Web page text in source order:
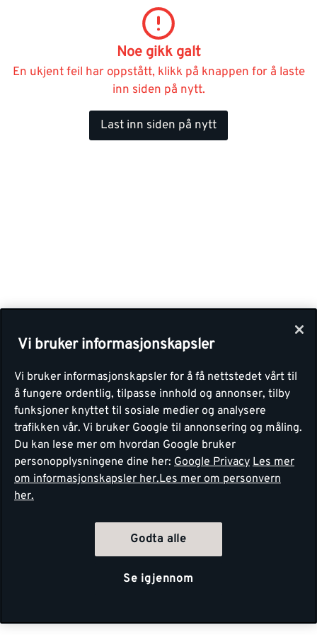
Noe gikk galt
En ukjent feil har oppstått, klikk på knappen for å laste
inn siden på nytt.
Last inn siden på nytt
Vi bruker informasjonskapsler
Vi bruker informasjonskapsler for å få nettstedet vårt til
å fungere ordentlig, tilpasse innhold og annonser, tilby
funksjoner knyttet til sosiale medier og analysere
trafikken vår. Vi bruker Google til annonsering og måling.
Du kan lese mer om hvordan Google bruker
personopplysningene dine her: Google Privacy Les mer
om informasjonskapsler her.Les mer om personvern
her.
Godta alle
Se igjennom